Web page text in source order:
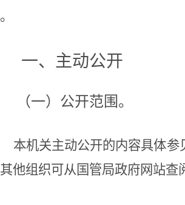
一、主动公开
（一）公开范围。
本机关主动公开的内容具体
他组织可从国管局政府网站查